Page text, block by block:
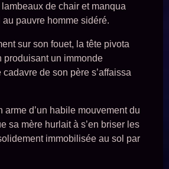
de chair et manqua
pauvre homme sidéré.
sur son fouet, la tête pivota
produisant un immonde
de son père s’affaissa
arme d’un habile mouvement du
sa mère hurlait à s’en briser les
immobilisée au sol par